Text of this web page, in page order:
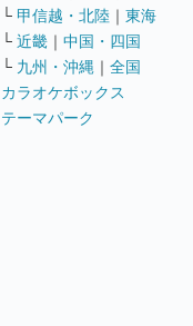
└ 甲信越・北陸 ｜ 東海
└ 近畿 ｜ 中国・四国
└ 九州・沖縄 ｜ 全国
カラオケボックス
テーマパーク